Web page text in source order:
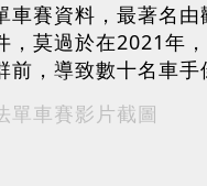
車賽資料，最著名由
，莫過於在2021年
，導致數十名車手
單車賽影片截圖